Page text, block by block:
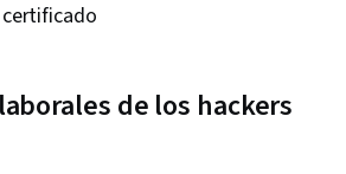
de los hackers